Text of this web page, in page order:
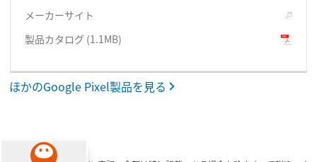
メーカーサイト
製品カタログ (1.1MB)
ほかのGoogle Pixel製品を見る